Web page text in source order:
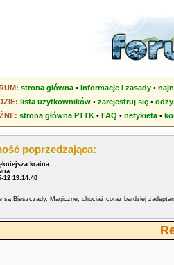
strona główna • informacje i zasady •
lista użytkowników • zarejestruj się •
strona główna PTTK • FAQ • netykieta •
poprzedzająca:
kraina
12 19:14:40
są Bieszczady. Magiczne, chociaż coraz bardziej